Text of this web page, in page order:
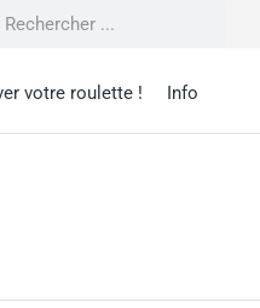
votre roulette ! Info